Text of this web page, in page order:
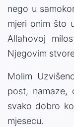
nego u
mjeri onim što
Allahovoj
Njegovim
Molim
post, namaze,
svako dobro
mjesecu.